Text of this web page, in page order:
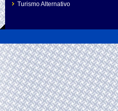
Turismo Alternativo